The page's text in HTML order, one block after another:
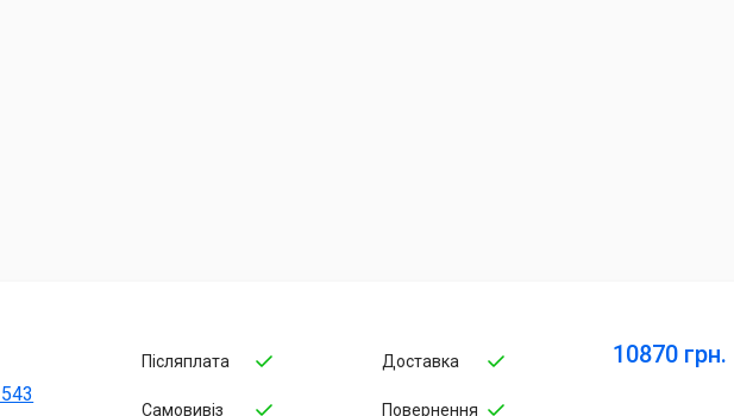
Післяплата
Самовивіз
Доставка
Повернення
10870 грн.